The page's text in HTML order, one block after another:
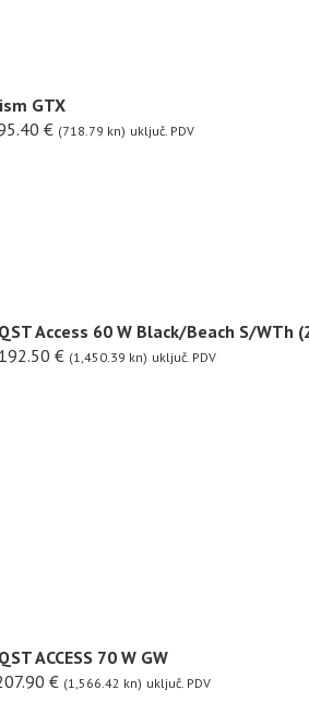
GTX
€ (718.79 kn) uključ. PDV
Access 60 W Black/Beach S/WTh
€ (1,450.39 kn) uključ. PDV
ACCESS 70 W GW
€ (1,566.42 kn) uključ. PDV